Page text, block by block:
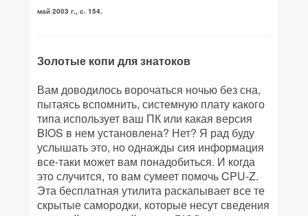
май 2003 г., с. 154.
Золотые копи для знатоков
Вам доводилось ворочаться ночью без сна,
пытаясь вспомнить, системную плату какого
типа использует ваш ПК или какая версия
BIOS в нем установлена? Нет? Я рад буду
услышать это, но однажды сия информация
все-таки может вам понадобиться. И когда
это случится, то вам сумеет помочь CPU-Z.
Эта бесплатная утилита раскапывает все те
скрытые самородки, которые несут сведения